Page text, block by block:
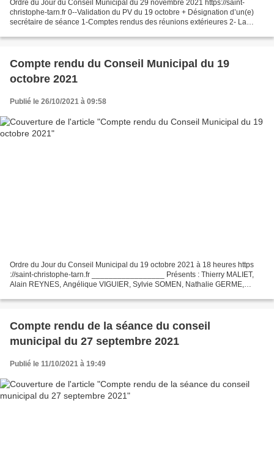
Ordre du Jour du Conseil Municipal du 29 novembre 2021 https://saint-
christophe-tarn.fr 0--Validation du PV du 19 octobre + Désignation d’un(e)
secrétaire de séance 1-Comptes rendus des réunions extérieures 2- La
Compte rendu du Conseil Municipal du 19
octobre 2021
Publié le 26/10/2021 à 09:58
Ordre du Jour du Conseil Municipal du 19 octobre 2021 à 18 heures https
://saint-christophe-tarn.fr _________________ Présents : Thierry MALIET,
Alain REYNES, Angélique VIGUIER, Sylvie SOMEN, Nathalie GERME,
Compte rendu de la séance du conseil
municipal du 27 septembre 2021
Publié le 11/10/2021 à 19:49